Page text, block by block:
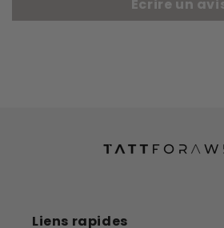
Écrire un
Liens rapides